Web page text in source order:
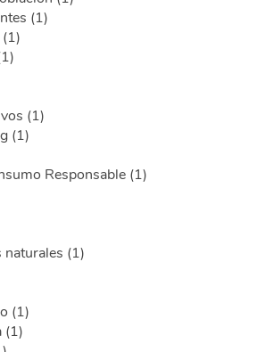
(1)
(1)
(1)
Responsable (1)
naturales (1)
(1)
(1)